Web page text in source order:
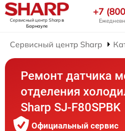
Сервисный центр Sharpв
Барнауле
+7
Сервисный центр Sharp
Ремонт датчика
отделения
Sharp SJ-F80SPBK
Официальный сервис